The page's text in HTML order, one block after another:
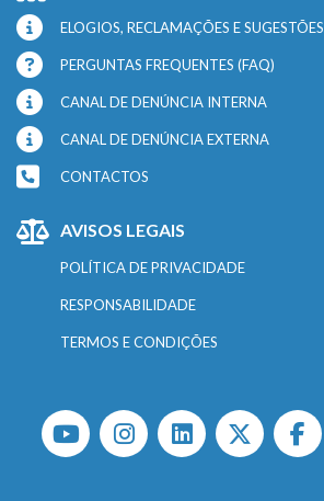
ELOGIOS, RECLAMAÇÕES E SUGESTÕES
PERGUNTAS FREQUENTES (FAQ)
CANAL DE DENÚNCIA INTERNA
CANAL DE DENÚNCIA EXTERNA
CONTACTOS
AVISOS LEGAIS
POLÍTICA DE PRIVACIDADE
RESPONSABILIDADE
TERMOS E CONDIÇÕES